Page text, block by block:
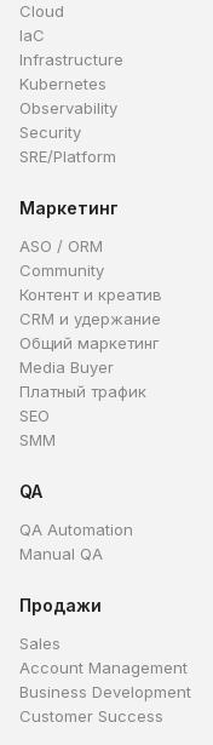
Cloud
IaC
Infrastructure
Kubernetes
Observability
Security
SRE/Platform
Маркетинг
ASO / ORM
Community
Контент и креатив
CRM и удержание
Общий маркетинг
Media Buyer
Платный трафик
SEO
SMM
QA
QA Automation
Manual QA
Продажи
Sales
Account Management
Business Development
Customer Success